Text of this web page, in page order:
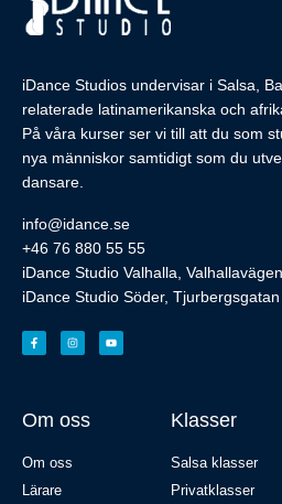
iDance Studios undervisar i Salsa,
relaterade latinamerikanska och
På våra kurser ser vi till att du som
nya människor samtidigt som du
dansare.
info@idance.se
+46 76 880 55 55
iDance Studio Valhalla,
iDance Studio Söder,
Om oss
Om oss
Lärare
Klasser
Salsa klasser
Privatklasser